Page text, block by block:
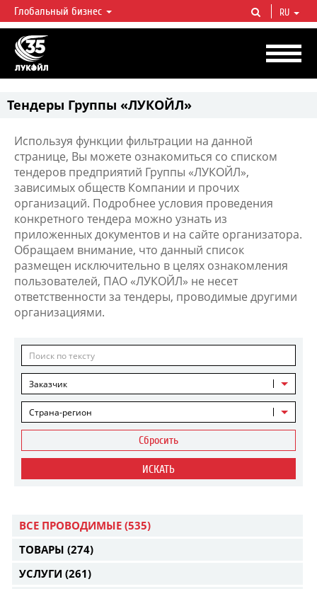
ЛУКОЙЛ СЕГОДНЯ
ЛУКОЙЛ — одна из крупнейших вертикально интегрированных
нефтегазовых компаний в мире, на долю которой приходится более 2%
мировой добычи нефти и около 1% доказанных запасов углеводородов.
Глобальный бизнес RU
Тендеры Группы «ЛУКОЙЛ»
Используя функции фильтрации на данной
странице, Вы можете ознакомиться со списком
тендеров предприятий Группы «ЛУКОЙЛ»,
зависимых обществ Компании и прочих
организаций. Подробнее условия проведения
конкретного тендера можно узнать из
приложенных документов и на сайте организатора.
Обращаем внимание, что данный список
размещен исключительно в целях ознакомления
пользователей, ПАО «ЛУКОЙЛ» не несет
ответственности за тендеры, проводимые другими
организациями.
Заказчик
Страна-регион
Сбросить
ИСКАТЬ
ВСЕ ПРОВОДИМЫЕ (535)
ТОВАРЫ (274)
УСЛУГИ (261)